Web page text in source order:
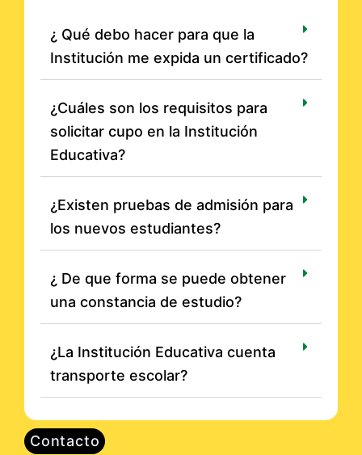
¿ Qué debo hacer para que la
Institución me expida un certificado?
¿Cuáles son los requisitos para
solicitar cupo en la Institución
Educativa?
¿Existen pruebas de admisión para
los nuevos estudiantes?
¿ De que forma se puede obtener
una constancia de estudio?
¿La Institución Educativa cuenta
transporte escolar?
Contacto